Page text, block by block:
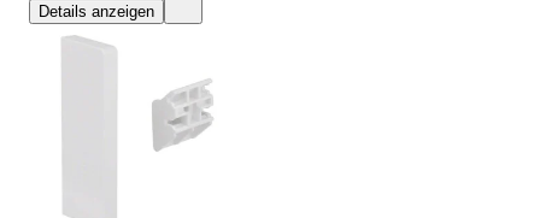
Details anzeigen